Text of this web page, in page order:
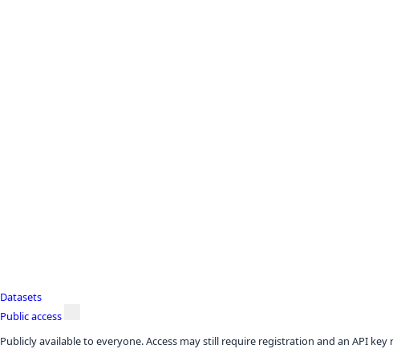
Datasets
Public access
Publicly available to everyone. Access may still require registration and an API